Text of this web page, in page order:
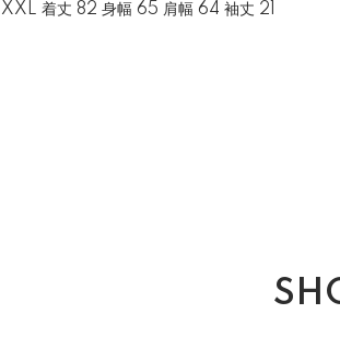
XXL 着丈 82 身幅 65 肩幅 64 袖丈 21